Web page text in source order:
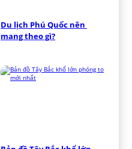
Du lịch Phú Quốc nên
mang theo gì?